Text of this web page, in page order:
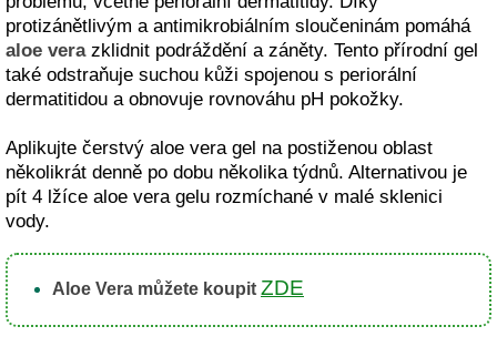
protizánětlivým a antimikrobiálním sloučeninám pomáhá
aloe verazklidnit podráždění a záněty. Tento přírodní gel
také odstraňuje suchou kůži spojenou s periorální
dermatitidou a obnovuje rovnováhu pH pokožky.
Aplikujte čerstvý aloe vera gel na postiženou oblast
několikrát denně po dobu několika týdnů. Alternativou je
pít 4 lžíce aloe vera gelu rozmíchané v malé sklenici
vody.
Aloe Vera můžete koupit ZDE